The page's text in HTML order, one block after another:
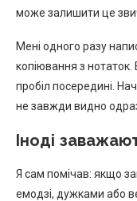
може залишити це
Мені одного разу
копіювання з
пробіл посередині.
не завжди видно
Іноді
Я сам помічав: якщо
емодзі, дужками або